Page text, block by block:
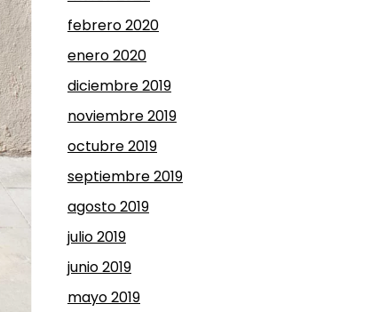
febrero 2020
enero 2020
diciembre 2019
noviembre 2019
octubre 2019
septiembre 2019
agosto 2019
julio 2019
junio 2019
mayo 2019